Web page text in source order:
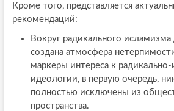
Кроме того, представляется
рекомендаций:
Вокруг радикального
создана атмосфера
маркеры интереса к
идеологии, в первую очередь,
полностью исключены из
пространства.